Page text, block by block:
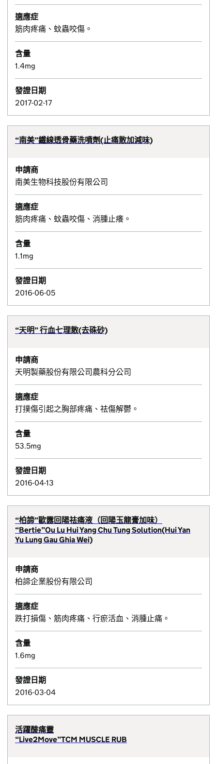
適應症
筋肉疼痛、蚊蟲咬傷。
含量
1.4mg
發證日期
2017-02-17
“南美”鐵線透骨藥洗噴劑(止痛散加減味)
申請商
南美生物科技股份有限公司
適應症
筋肉疼痛、蚊蟲咬傷、消腫止癢。
含量
1.1mg
發證日期
2016-06-05
“天明” 行血七理散(去硃砂)
申請商
天明製藥股份有限公司農科分公司
適應症
打撲傷引起之胸部疼痛、祛傷解鬱。
含量
53.5mg
發證日期
2016-04-13
“柏諦”歐露回陽祛痛液（回陽玉龍膏加味）
“Bertie”Ou Lu Hui Yang Chu Tung Solution(Hui Yan
Yu Lung Gau Ghia Wei)
申請商
柏諦企業股份有限公司
適應症
跌打損傷、筋肉疼痛、行瘀活血、消腫止痛。
含量
1.6mg
發證日期
2016-03-04
活躍酸痛靈
“Live2Move”TCM MUSCLE RUB